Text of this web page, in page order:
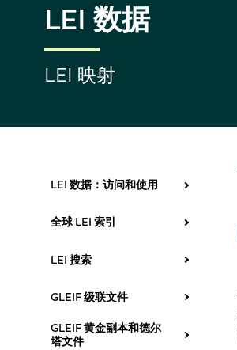
LEI 数据
LEI 映射
LEI 数据：访问和使用
全球 LEI 索引
LEI 搜索
GLEIF 级联文件
GLEIF 黄金副本和德尔
塔文件